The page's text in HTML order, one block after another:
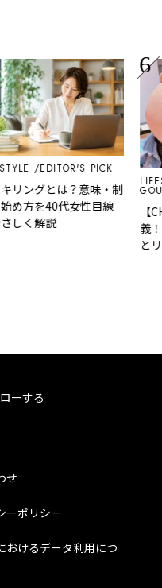
EDITOR'S PICK
グとは？意味・制
を40代女性目線
解説
LIFESTYLE
【
義！”】
とリラ
ーする
せ
ーポリシー
おけるデータ利用につ